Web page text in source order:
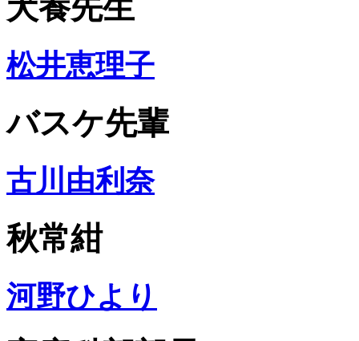
犬養先生
松井恵理子
バスケ先輩
古川由利奈
秋常紺
河野ひより